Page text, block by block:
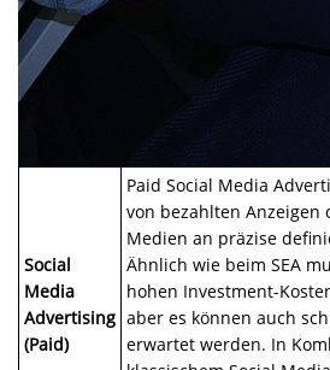
Social
Media
Advertising
(Paid)
Paid Social Media
von bezahlten Anzeigen
Medien an präzise
Ähnlich wie beim SEA
hohen Investment-
aber es können auch
erwartet werden. In